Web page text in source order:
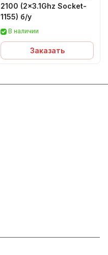
2100 (2x3.1Ghz Socket-
1155) б/у
В наличии
Заказать